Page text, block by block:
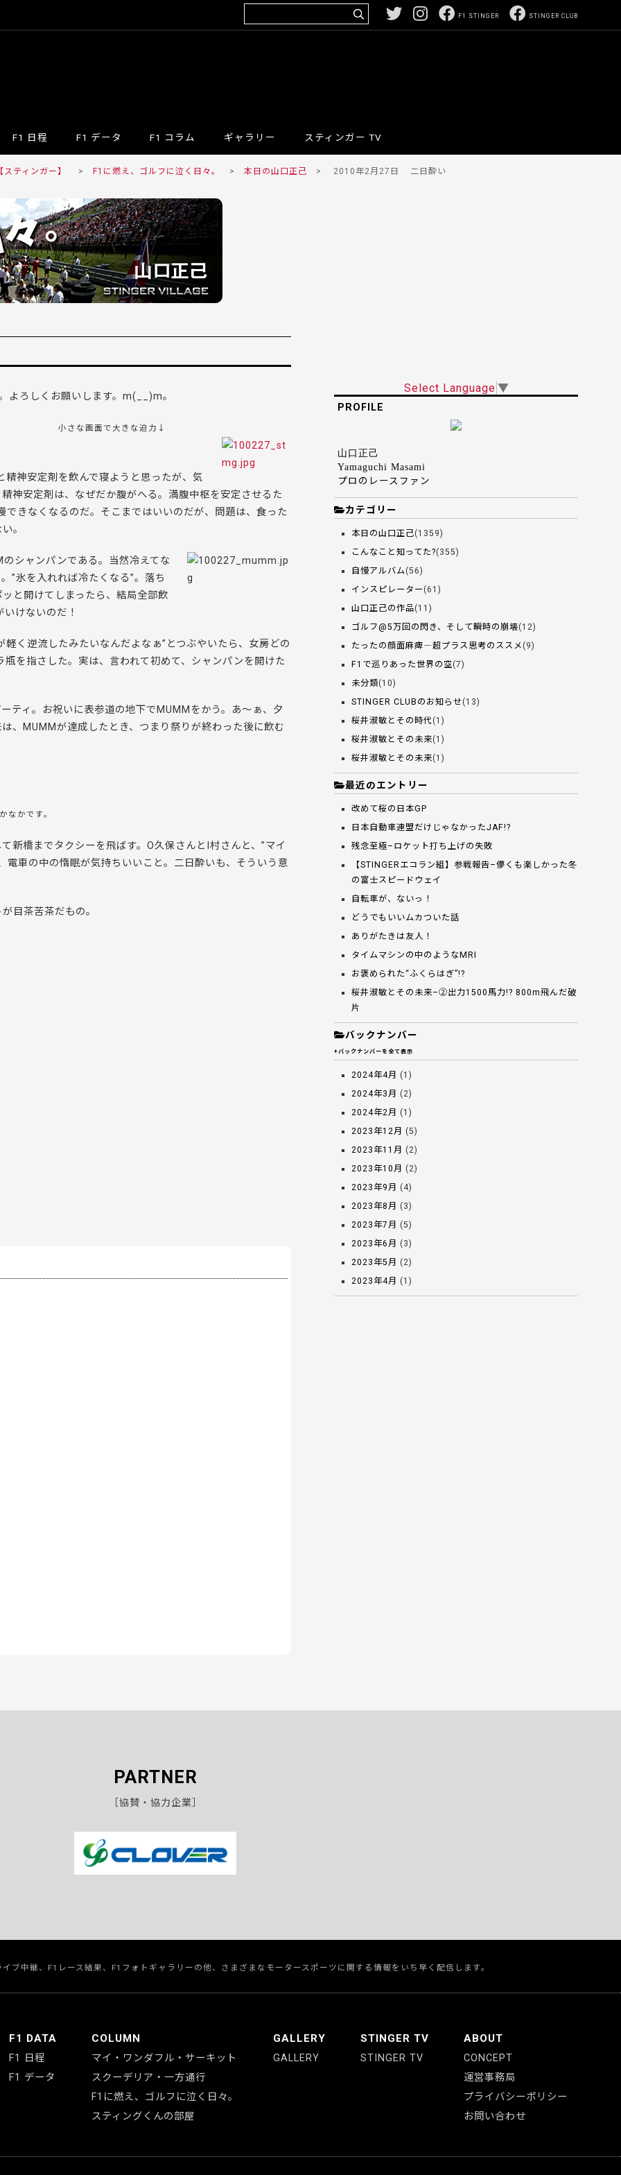
STINGER CLUB
F1 STINGER
F1 日程 F1 データ F1 コラム ギャラリー スティンガー TV
ティンガー】 > F1に燃え、ゴルフに泣く日々。 > 本日の山口正己 > 2010年2月27日 二日酔い
ろしくお願いします。m(__)m。
小さな画面で大きな迫力↓
神安定剤を飲んで寝ようと思ったが、気
神安定剤は、なぜだか腹がへる。満腹中枢を安定させるた
きなくなるのだ。そこまではいいのだが、問題は、食った
。
シャンパンである。当然冷えてな
”氷を入れれば冷たくなる”。落ち
と開けてしまったら、結局全部飲
けないのだ！
く逆流したみたいなんだよなぁ”とつぶやいたら、女房どの
を指さした。実は、言われて初めて、シャンパンを開けた
ティ。お祝いに表参道の地下でMUMMをかう。あ～ぁ、夕
、MUMMが達成したとき、つまり祭りが終わった後に飲む
なかです。
橋までタクシーを飛ばす。O久保さんとI村さんと、”マイ
車の中の惰眠が気持ちいいこと。二日酔いも、そういう意
目茶苦茶だもの。
Select Language ▼
PROFILE
山口正己
Yamaguchi Masami
プロのレースファン
カテゴリー
本日の山口正己(1359)
こんなこと知ってた?(355)
自慢アルバム(56)
インスピレーター(61)
山口正己の作品(11)
ゴルフ@5万回の閃き、そして瞬時の崩壊(12)
たったの顔面麻痺―超プラス思考のススメ(9)
F1で巡りあった世界の空(7)
未分類(10)
STINGER CLUBのお知らせ(13)
桜井淑敏とその時代(1)
桜井淑敏とその未来(1)
桜井淑敏とその未来(1)
最近のエントリー
改めて桜の日本GP
日本自動車連盟だけじゃなかったJAF!?
残念至極–ロケット打ち上げの失敗
【STINGERエコラン組】参戦報告–儚くも楽しかった冬
の富士スピードウェイ
自転車が、ないっ！
どうでもいいムカついた話
ありがたきは友人！
タイムマシンの中のようなMRI
お褒められた“ふくらはぎ”!?
桜井淑敏とその未来–②出力1500馬力!? 800m飛んだ破
片
バックナンバー
+バックナンバーを全て表示
2024年4月 (1)
2024年3月 (2)
2024年2月 (1)
2023年12月 (5)
2023年11月 (2)
2023年10月 (2)
2023年9月 (4)
2023年8月 (3)
2023年7月 (5)
2023年6月 (3)
2023年5月 (2)
2023年4月 (1)
PARTNER
［協賛・協力企業］
ブ中継、F1レース結果、F1フォトギャラリーの他、さまざまなモータースポーツに関する情報をいち早く配信します。
F1 DATA
F1 日程
F1 データ
COLUMN
マイ・ワンダフル・サーキット
スクーデリア・一方通行
F1に燃え、ゴルフに泣く日々。
スティングくんの部屋
GALLERY
GALLERY
STINGER TV
STINGER TV
ABOUT
CONCEPT
運営事務局
プライバシーポリシー
お問い合わせ